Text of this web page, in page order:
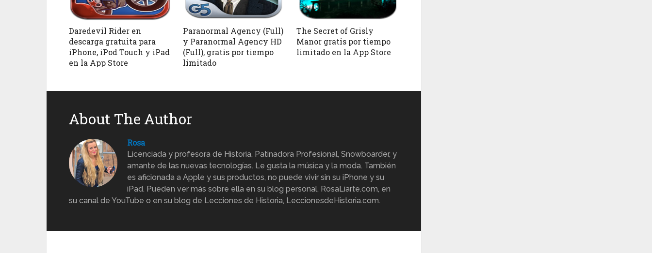
Daredevil Rider en
descarga gratuita para
iPhone, iPod Touch y iPad
en la App Store
Paranormal Agency (Full)
y Paranormal Agency HD
(Full), gratis por tiempo
limitado
The Secret of Grisly
Manor gratis por tiempo
limitado en la App Store
About The Author
Rosa
Licenciada y profesora de Historia, Patinadora Profesional, Snowboarder, y
amante de las nuevas tecnologías. Le gusta la música y la moda. También
es aficionada a Apple y sus productos, no puede vivir sin su iPhone y su
iPad. Pueden ver más sobre ella en su blog personal, RosaLiarte.com, en
su canal de YouTube o en su blog de Lecciones de Historia, LeccionesdeHistoria.com.